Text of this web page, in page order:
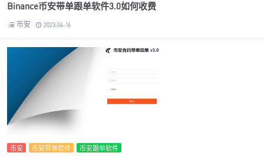
Binance币安带单跟单软件3.0如何收费
币安 2023-04-16
币安 币安带单软件 币安跟单软件